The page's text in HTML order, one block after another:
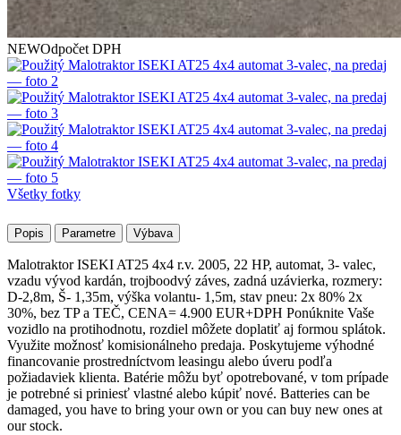
NEWOdpočet DPH
Všetky fotky
Popis Parametre Výbava
Malotraktor ISEKI AT25 4x4 r.v. 2005, 22 HP, automat, 3- valec,
vzadu vývod kardán, trojboodvý záves, zadná uzávierka, rozmery:
D-2,8m, Š- 1,35m, výška volantu- 1,5m, stav pneu: 2x 80% 2x
30%, bez TP a TEČ, CENA= 4.900 EUR+DPH Ponúknite Vaše
vozidlo na protihodnotu, rozdiel môžete doplatiť aj formou splátok.
Využite možnosť komisionálneho predaja. Poskytujeme výhodné
financovanie prostredníctvom leasingu alebo úveru podľa
požiadaviek klienta. Batérie môžu byť opotrebované, v tom prípade
je potrebné si priniesť vlastné alebo kúpiť nové. Batteries can be
damaged, you have to bring your own or you can buy new ones at
our stock.